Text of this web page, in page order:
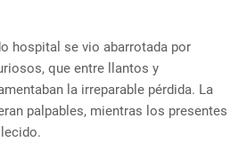
hospital se vio abarrotada por
que entre llantos y
la irreparable pérdida. La
palpables, mientras los presentes